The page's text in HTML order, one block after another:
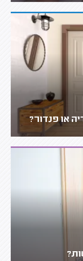
או פנדור?